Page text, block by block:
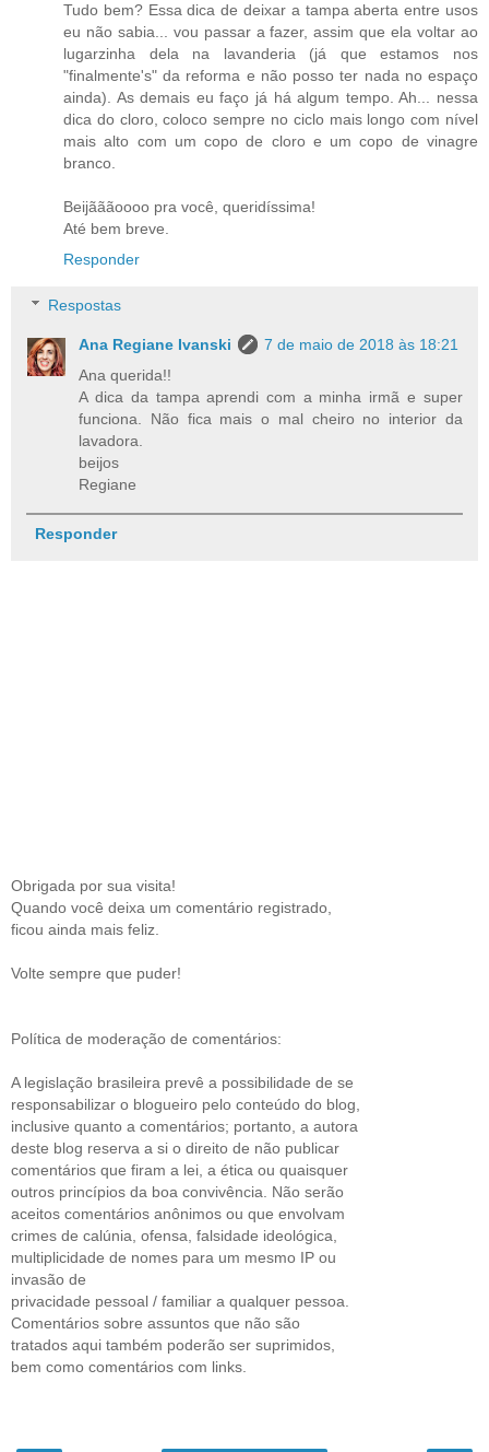
Tudo bem? Essa dica de deixar a tampa aberta entre usos
eu não sabia... vou passar a fazer, assim que ela voltar ao
lugarzinha dela na lavanderia (já que estamos nos
"finalmente's" da reforma e não posso ter nada no espaço
ainda). As demais eu faço já há algum tempo. Ah... nessa
dica do cloro, coloco sempre no ciclo mais longo com nível
mais alto com um copo de cloro e um copo de vinagre
branco.
Beijãããoooo pra você, queridíssima!
Até bem breve.
Responder
Respostas
Ana Regiane Ivanski
7 de maio de 2018 às 18:21
Ana querida!!
A dica da tampa aprendi com a minha irmã e super
funciona. Não fica mais o mal cheiro no interior da
lavadora.
beijos
Regiane
Responder
Obrigada por sua visita!
Quando você deixa um comentário registrado,
ficou ainda mais feliz.
Volte sempre que puder!
Política de moderação de comentários:
A legislação brasileira prevê a possibilidade de se
responsabilizar o blogueiro pelo conteúdo do blog,
inclusive quanto a comentários; portanto, a autora
deste blog reserva a si o direito de não publicar
comentários que firam a lei, a ética ou quaisquer
outros princípios da boa convivência. Não serão
aceitos comentários anônimos ou que envolvam
crimes de calúnia, ofensa, falsidade ideológica,
multiplicidade de nomes para um mesmo IP ou
invasão de
privacidade pessoal / familiar a qualquer pessoa.
Comentários sobre assuntos que não são
tratados aqui também poderão ser suprimidos,
bem como comentários com links.